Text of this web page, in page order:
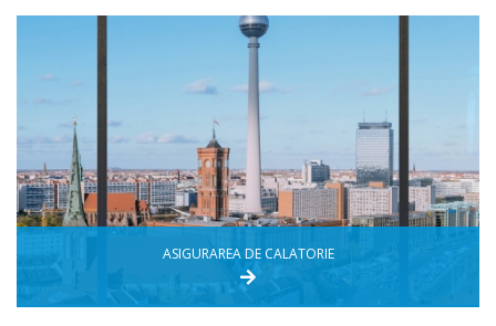
ASIGURAREA DE CALATORIE